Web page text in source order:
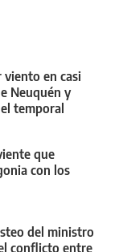
en casi
Neuquén y
temporal
que
con los
del ministro
conflicto entre